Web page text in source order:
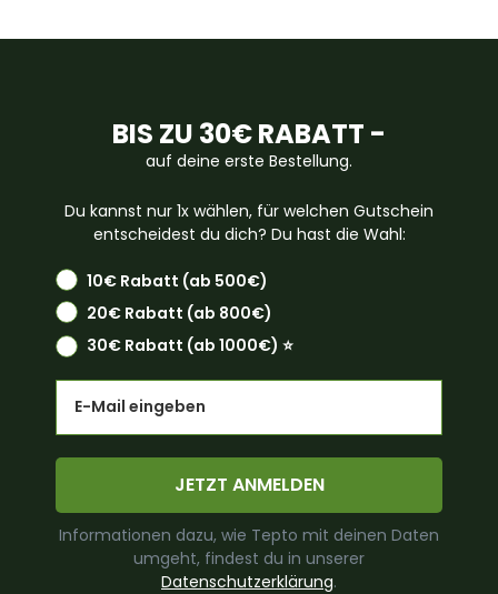
BIS ZU 30€ RABATT -
auf deine erste Bestellung.
Du kannst nur 1x wählen, für welchen Gutschein
entscheidest du dich? Du hast die Wahl:
10€ Rabatt (ab 500€)
20€ Rabatt (ab 800€)
30€ Rabatt (ab 1000€) ⭐️
JETZT ANMELDEN
Informationen dazu, wie Tepto mit deinen Daten
umgeht, findest du in unserer
Datenschutzerklärung.